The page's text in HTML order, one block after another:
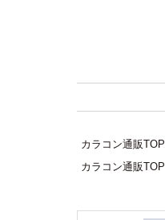
カラコン通販TOP
カラコン通販TOP